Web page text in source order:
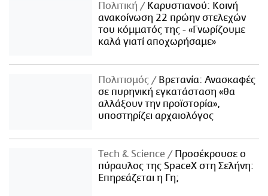
Πολιτική
Καρυστιανού: Κοινή
ανακοίνωση 22 πρώην στελεχών
του κόμματός της - «Γνωρίζουμε
καλά γιατί αποχωρήσαμε»
Πολιτισμός
Βρετανία: Ανασκαφές
σε πυρηνική εγκατάσταση «θα
αλλάξουν την προϊστορία»,
υποστηρίζει αρχαιολόγος
Τech & Science
Προσέκρουσε ο
πύραυλος της SpaceX στη Σελήνη:
Επηρεάζεται η Γη;